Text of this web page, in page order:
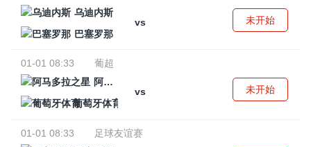
乌迪内斯
vs
巴塞罗那
未开始
01-01 08:33
葡超
阿马多拉之星
vs
葡萄牙体育
未开始
01-01 08:33
足球友谊赛